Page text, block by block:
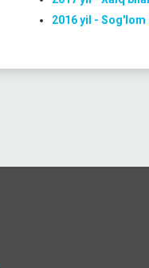
2016 yil - Sog'lom